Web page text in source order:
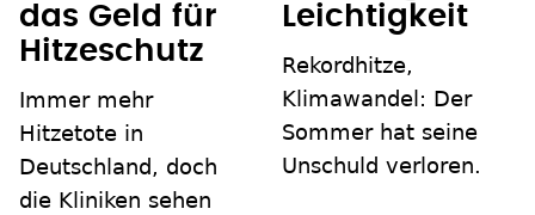
das Geld für
Hitzeschutz
Immer mehr
Hitzetote in
Deutschland, doch
die Kliniken sehen
Leichtigkeit
Rekordhitze,
Klimawandel: Der
Sommer hat seine
Unschuld verloren.